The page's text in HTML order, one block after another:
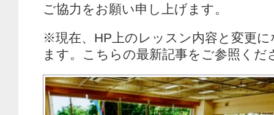
ご協力をお願い申し上げます。
※現在、HP上のレッスン内容と変更
ます。こちらの最新記事をご参照くだ